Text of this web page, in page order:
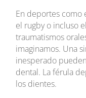
En deportes como
el rugby o incluso
traumatismos
imaginamos. Una
inesperado
dental. La férula
los dientes.